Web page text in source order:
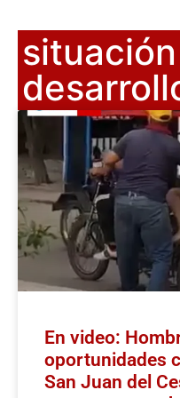
En video:
oportunidades
San Juan del